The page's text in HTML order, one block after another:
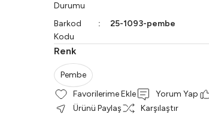
Durumu
Barkod
Kodu
25-1093-pembe
Renk
Pembe
Yorum Yap
Ürünü Paylaş
Karşılaştır